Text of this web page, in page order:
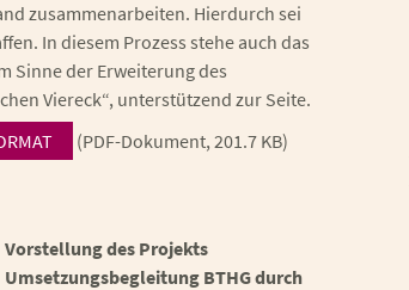
zusammenarbeiten. Hierdurch sei
In diesem Prozess stehe auch das
Sinne der Erweiterung des
Viereck“, unterstützend zur Seite.
(PDF-Dokument, 201.7 KB)
Vorstellung des Projekts
Umsetzungsbegleitung BTHG durch